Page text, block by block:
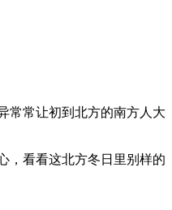
常常让初到北方的南方人大
，看看这北方冬日里别样的